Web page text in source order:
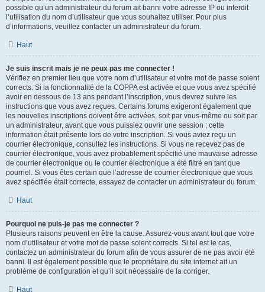
possible qu’un administrateur du forum ait banni votre adresse IP ou interdit
l’utilisation du nom d’utilisateur que vous souhaitez utiliser. Pour plus
d’informations, veuillez contacter un administrateur du forum.
Haut
Je suis inscrit mais je ne peux pas me connecter !
Vérifiez en premier lieu que votre nom d’utilisateur et votre mot de passe soient
corrects. Si la fonctionnalité de la COPPA est activée et que vous avez spécifié
avoir en dessous de 13 ans pendant l’inscription, vous devrez suivre les
instructions que vous avez reçues. Certains forums exigeront également que
les nouvelles inscriptions doivent être activées, soit par vous-même ou soit par
un administrateur, avant que vous puissiez ouvrir une session ; cette
information était présente lors de votre inscription. Si vous aviez reçu un
courrier électronique, consultez les instructions. Si vous ne recevez pas de
courrier électronique, vous avez probablement spécifié une mauvaise adresse
de courrier électronique ou le courrier électronique a été filtré en tant que
pourriel. Si vous êtes certain que l’adresse de courrier électronique que vous
avez spécifiée était correcte, essayez de contacter un administrateur du forum.
Haut
Pourquoi ne puis-je pas me connecter ?
Plusieurs raisons peuvent en être la cause. Assurez-vous avant tout que votre
nom d’utilisateur et votre mot de passe soient corrects. Si tel est le cas,
contactez un administrateur du forum afin de vous assurer de ne pas avoir été
banni. Il est également possible que le propriétaire du site internet ait un
problème de configuration et qu’il soit nécessaire de la corriger.
Haut